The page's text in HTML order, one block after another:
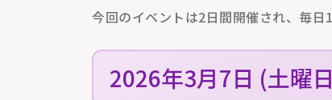
今回のイベントは2日間開催され、毎日
2026年3月7日 (土曜